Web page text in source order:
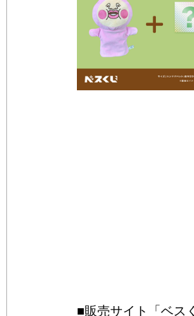
■販売サイト「ベス